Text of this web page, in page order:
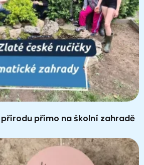
přímo na školní zahradě